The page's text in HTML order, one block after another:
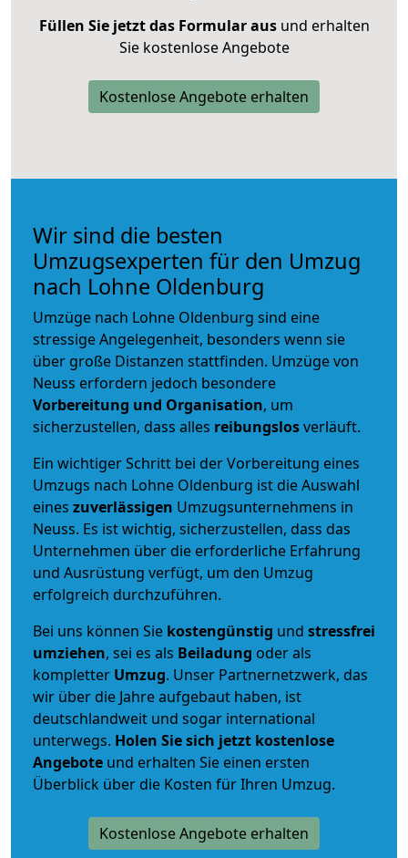
Füllen Sie jetzt das Formular ausund erhalten
Sie kostenlose Angebote
Kostenlose Angebote erhalten
Wir sind die besten
Umzugsexperten für den Umzug
nach Lohne Oldenburg
Umzüge nach Lohne Oldenburg sind eine
stressige Angelegenheit, besonders wenn sie
über große Distanzen stattfinden. Umzüge von
Neuss erfordern jedoch besondere
Vorbereitung und Organisation, um
sicherzustellen, dass alles reibungslosverläuft.
Ein wichtiger Schritt bei der Vorbereitung eines
Umzugs nach Lohne Oldenburg ist die Auswahl
eines zuverlässigen Umzugsunternehmens in
Neuss. Es ist wichtig, sicherzustellen, dass das
Unternehmen über die erforderliche Erfahrung
und Ausrüstung verfügt, um den Umzug
erfolgreich durchzuführen.
Bei uns können Sie kostengünstig und stressfrei
umziehen, sei es als Beiladung oder als
kompletter Umzug. Unser Partnernetzwerk, das
wir über die Jahre aufgebaut haben, ist
deutschlandweit und sogar international
unterwegs. Holen Sie sich jetzt kostenlose
Angebote und erhalten Sie einen ersten
Überblick über die Kosten für Ihren Umzug.
Kostenlose Angebote erhalten